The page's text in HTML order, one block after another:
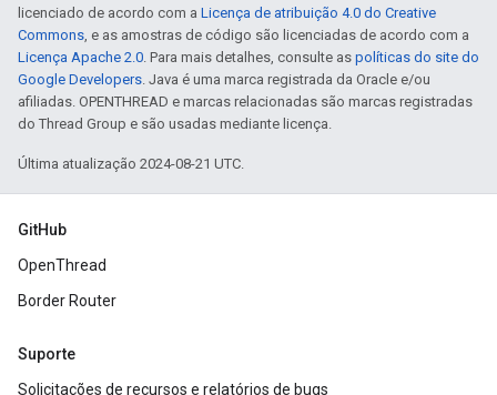
licenciado de acordo com a Licença de atribuição 4.0 do Creative
Commons, e as amostras de código são licenciadas de acordo com a
Licença Apache 2.0. Para mais detalhes, consulte as políticas do site do
Google Developers. Java é uma marca registrada da Oracle e/ou
afiliadas. OPENTHREAD e marcas relacionadas são marcas registradas
do Thread Group e são usadas mediante licença.
Última atualização 2024-08-21 UTC.
GitHub
OpenThread
Border Router
Suporte
Solicitações de recursos e relatórios de bugs